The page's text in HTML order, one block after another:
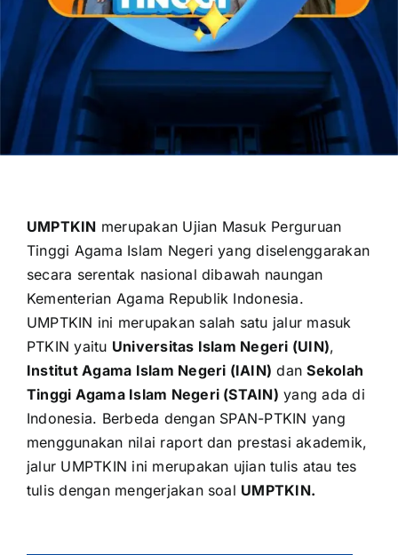
REGISTRATION
CONTACT US
UMPTKIN merupakan Ujian Masuk Perguruan
Tinggi Agama Islam Negeri yang diselenggarakan
secara serentak nasional dibawah naungan
Kementerian Agama Republik Indonesia.
UMPTKIN ini merupakan salah satu jalur masuk
PTKIN yaitu Universitas Islam Negeri (UIN),
Institut Agama Islam Negeri (IAIN) danSekolah
Tinggi Agama Islam Negeri (STAIN) yang ada di
Indonesia. Berbeda dengan SPAN-PTKIN yang
menggunakan nilai raport dan prestasi akademik,
jalur UMPTKIN ini merupakan ujian tulis atau tes
tulis dengan mengerjakan soal UMPTKIN.